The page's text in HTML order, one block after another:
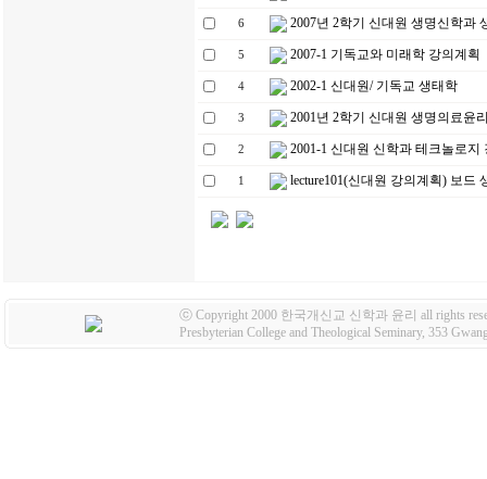
6 2007년 2학기 신대원 생명신학과
5 2007-1 기독교와 미래학 강의계획
4 2002-1 신대원/ 기독교 생태학
3 2001년 2학기 신대원 생명의료윤
2 2001-1 신대원 신학과 테크놀로지
1 lecture101(신대원 강의계획) 보드
ⓒ Copyright 2000 한국개신교 신학과 윤리 all rights
Presbyterian College and Theological Seminary, 353